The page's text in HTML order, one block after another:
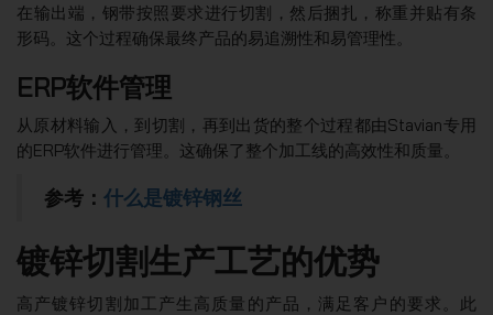
在输出端，钢带按照要求进行切割，然后捆扎，称重并贴有条
形码。这个过程确保最终产品的易追溯性和易管理性。
ERP软件管理
从原材料输入，到切割，再到出货的整个过程都由Stavian专用
的ERP软件进行管理。这确保了整个加工线的高效性和质量。
参考： 什么是镀锌钢丝
镀锌切割生产工艺的优势
高产镀锌切割加工产生高质量的产品，满足客户的要求。此